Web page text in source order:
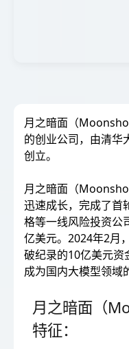
月之暗面（
的创业公司，由清华
创立。
月之暗面（
迅速成长，完成了首
格等一线风险投资公
亿美元。2024年2月
破纪录的10亿美元资
成为国内大模型领域
月之暗面（
特征：